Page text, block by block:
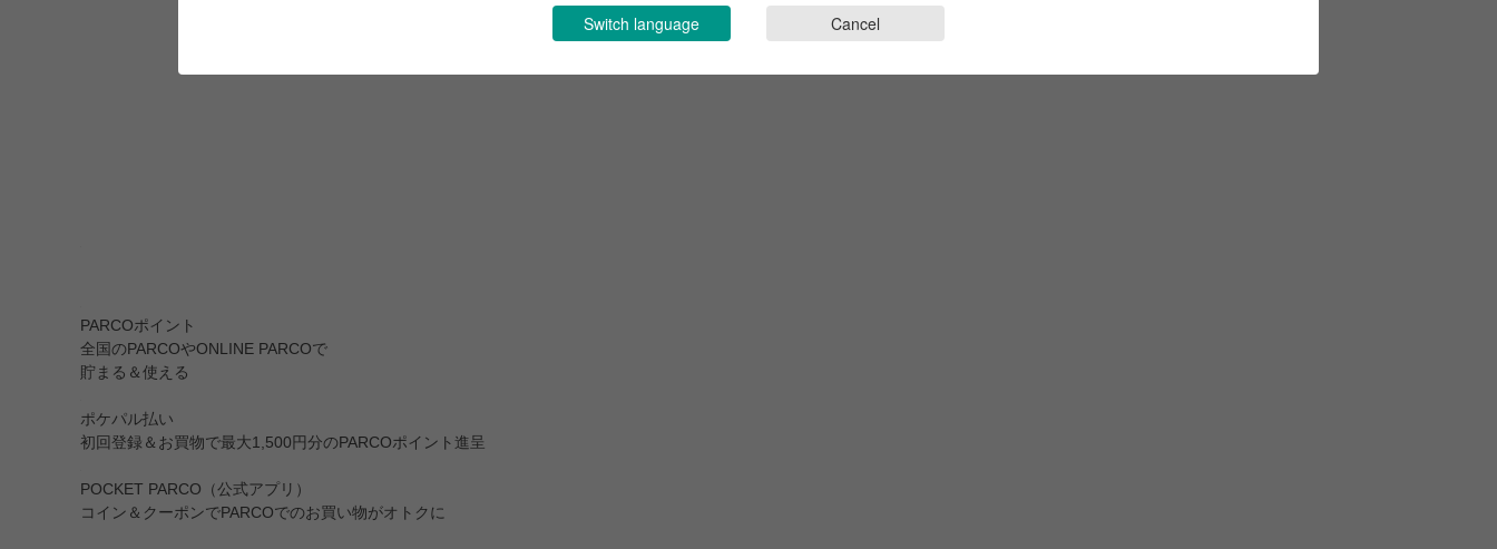
PARCOポイント
全国のPARCOやONLINE PARCOで
貯まる＆使える
ポケパル払い
初回登録＆お買物で最大1,500円分のPARCOポイント進呈
POCKET PARCO（公式アプリ）
コイン＆クーポンでPARCOでのお買い物がオトクに
Switch language Cancel